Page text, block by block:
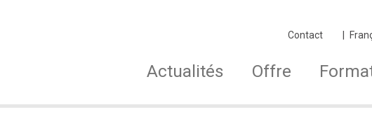
Contact
Actualités Offre